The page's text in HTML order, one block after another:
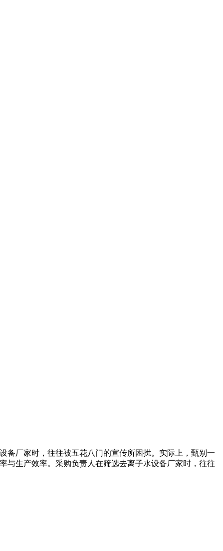
备厂家时，往往被五花八门的宣传所困扰。实际上，甄别一
与生产效率。采购负责人在筛选去离子水设备厂家时，往往